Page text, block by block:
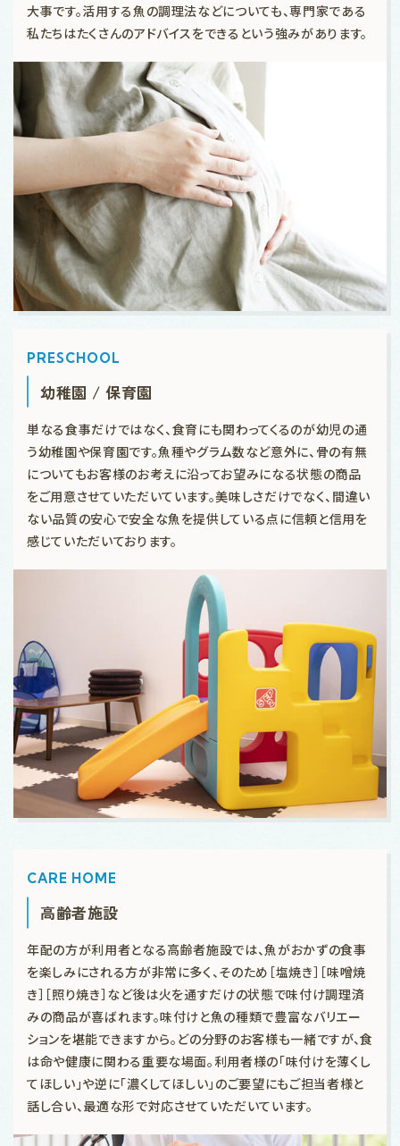
大事です。活用する魚の調理法などについても、専門家である
私たちはたくさんのアドバイスをできるという強みがあります。
PRESCHOOL
幼稚園 / 保育園
単なる食事だけではなく、食育にも関わってくるのが幼児の通
う幼稚園や保育園です。魚種やグラム数など意外に、骨の有無
についてもお客様のお考えに沿ってお望みになる状態の商品
をご用意させていただいています。美味しさだけでなく、間違い
ない品質の安心で安全な魚を提供している点に信頼と信用を
感じていただいております。
CARE HOME
高齢者施設
年配の方が利用者となる高齢者施設では、魚がおかずの食事
を楽しみにされる方が非常に多く、そのため［塩焼き］［味噌焼
き］［照り焼き］など後は火を通すだけの状態で味付け調理済
みの商品が喜ばれます。味付けと魚の種類で豊富なバリエー
ションを堪能できますから。どの分野のお客様も一緒ですが、食
は命や健康に関わる重要な場面。利用者様の「味付けを薄くし
てほしい」や逆に「濃くしてほしい」のご要望にもご担当者様と
話し合い、最適な形で対応させていただいています。